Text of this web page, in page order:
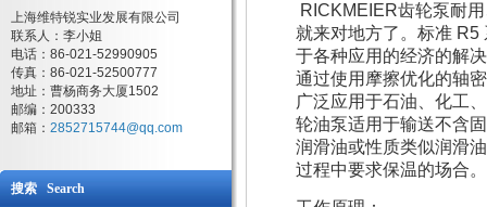
上海维特锐实业发展有限公司
联系人：李小姐
电话：86-021-52990905
传真：86-021-52500777
地址：曹杨商务大厦1502
邮编：200333
邮箱： 2852715744@qq.com
搜索 Search
RICKMEIER齿轮泵耐
就来对地方了。标准
于各种应用的经济的解
通过使用摩擦优化的轴
广泛应用于石油、化工
轮油泵适用于输送不含
润滑油或性质类似润滑
过程中要求保温的场合。